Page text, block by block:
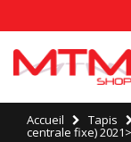
Accueil Tapis
centrale fixe) 2021>